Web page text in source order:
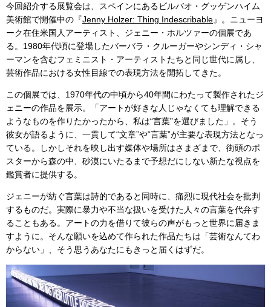
今回紹介する展覧会は、スペインにあるビルバオ・グッゲンハイム
美術館で開催中の『Jenny Holzer: Thing Indescribable』。ニューヨ
ーク在住米国人アーティスト、ジェニー・ホルツァーの個展であ
る。1980年代頃に登場したバーバラ・クルーガーやシンディ・シャ
ーマンを含むフェミニスト・アーティストたちと同じ世代に属し、
芸術作品における女性目線での表現方法を開拓してきた。
この個展では、1970年代の中頃から40年間にわたって製作されたジ
ェニーの作品を展示。「アートが好きな人じゃなくても理解できる
ようなものを作りたかったから、私は“言葉”を選びました」。そう
彼女が語るように、一貫して“文章”や“言葉”が主要な表現方法となっ
ている。しかしそれを映し出す媒体や場所はさまざまで、街頭のポ
スターから森の中、砂漠にいたるまで予想だにしない新たな視点を
鑑賞者に提供する。
ジェニーが紡ぐ言葉は詩的であると同時に、痛烈に現代社会を批判
するものだ。実際に暴力や不当な扱いを受けた人々の言葉を代弁す
ることもある。アートの力を借りて彼らの声がもっと世界に届きま
すように。そんな願いを込めて作られた作品たちは「芸術なんてわ
からない」、そう思うあなたにもきっと届くはずだ。